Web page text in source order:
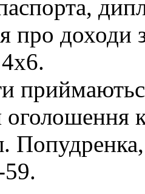
про доходи
оголошення